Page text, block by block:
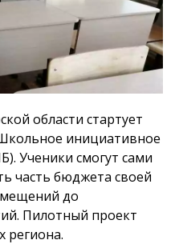
области стартует
инициативное
Ученики смогут сами
часть бюджета своей
до
Пилотный проект
региона.